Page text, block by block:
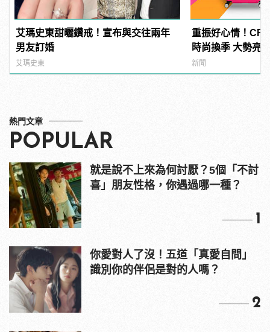
艾瑪史東甜曬鑽戒！宣布與交往兩年
男友訂婚
艾瑪史東
重振好心情！
時尚換季 大勢亮
夢！
新聞
熱門文章
POPULAR
就是說不上來為何討厭？5個「不討
喜」朋友性格，你遇過哪一種？
1
你愛對人了沒！五道「真愛自問」
識別你的伴侶是對的人嗎？
2